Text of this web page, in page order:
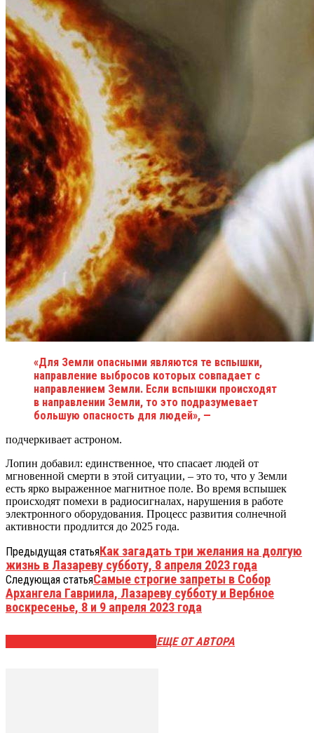
«Для Земли опасными являются те вспышки,
направление выбросов которых совпадает с
направлением Земли. Если вспышки происходят
в направлении Земли, то это подразумевает
большую опасность для людей», —
подчеркивает астроном.
Лопин добавил: единственное, что спасает людей от
мгновенной смерти в этой ситуации, – это то, что у Земли
есть ярко выраженное магнитное поле. Во время вспышек
происходят помехи в радиосигналах, нарушения в работе
электронного оборудования. Процесс развития солнечной
активности продлится до 2025 года.
Предыдущая статьяКак загадать три желания на долгую
жизнь в Лазареву субботу, 8 апреля 2023 года
Следующая статьяСамые строгие запреты в Собор
Архангела Гавриила, Лазареву субботу и Вербное
воскресенье, 8 и 9 апреля 2023 года
ЕЩЕ ОТ АВТОРА